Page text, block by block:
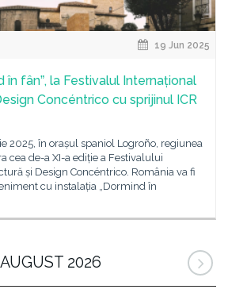
19 Jun 2025
în fânˮ, la Festivalul Internațional
Concéntrico cu sprijinul ICR
2025, în orașul spaniol Logroño, regiunea
cea de-a XI-a ediție a Festivalului
și Design Concéntrico. România va fi
cu instalația „Dormind în
AUGUST 2026